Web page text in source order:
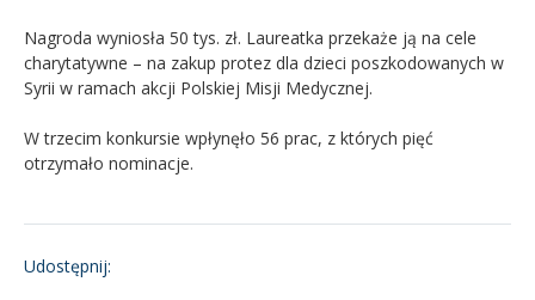
Nagroda wyniosła 50 tys. zł. Laureatka przekaże ją na cele
charytatywne – na zakup protez dla dzieci poszkodowanych w
Syrii w ramach akcji Polskiej Misji Medycznej.
W trzecim konkursie wpłynęło 56 prac, z których pięć
otrzymało nominacje.
Udostępnij: